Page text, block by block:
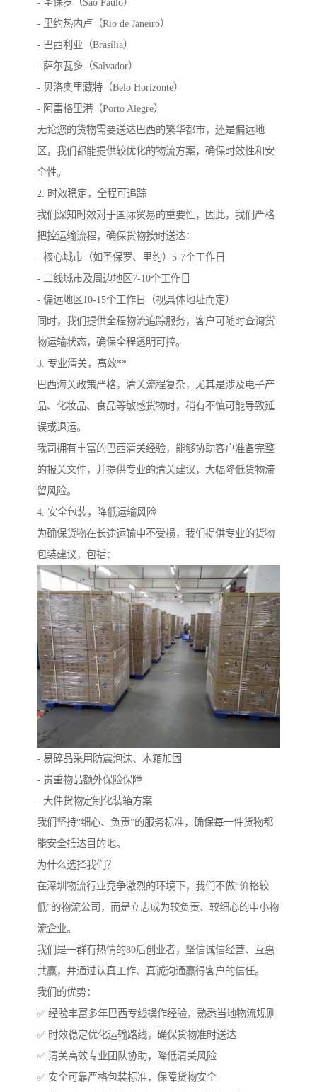
- 圣保罗（São Paulo）
- 里约热内卢（Rio de Janeiro）
- 巴西利亚（Brasília）
- 萨尔瓦多（Salvador）
- 贝洛奥里藏特（Belo Horizonte）
- 阿雷格里港（Porto Alegre）
无论您的货物需要送达巴西的繁华都市，还是偏远地
区，我们都能提供较优化的物流方案，确保时效性和安
全性。
2. 时效稳定，全程可追踪
我们深知时效对于国际贸易的重要性，因此，我们严格
把控运输流程，确保货物按时送达：
- 核心城市（如圣保罗、里约）5-7个工作日
- 二线城市及周边地区7-10个工作日
- 偏远地区10-15个工作日（视具体地址而定）
同时，我们提供全程物流追踪服务，客户可随时查询货
物运输状态，确保全程透明可控。
3. 专业清关，高效**
巴西海关政策严格，清关流程复杂，尤其是涉及电子产
品、化妆品、食品等敏感货物时，稍有不慎可能导致延
误或退运。
我司拥有丰富的巴西清关经验，能够协助客户准备完整
的报关文件，并提供专业的清关建议，大幅降低货物滞
留风险。
4. 安全包装，降低运输风险
为确保货物在长途运输中不受损，我们提供专业的货物
包装建议，包括：
- 易碎品采用防震泡沫、木箱加固
- 贵重物品额外保险保障
- 大件货物定制化装箱方案
我们坚持“细心、负责”的服务标准，确保每一件货物都
能安全抵达目的地。
为什么选择我们？
在深圳物流行业竞争激烈的环境下，我们不做“价格较
低”的物流公司，而是立志成为较负责、较细心的中小物
流企业。
我们是一群有热情的80后创业者，坚信诚信经营、互惠
共赢，并通过认真工作、真诚沟通赢得客户的信任。
我们的优势：
✅ 经验丰富多年巴西专线操作经验，熟悉当地物流规则
✅ 时效稳定优化运输路线，确保货物准时送达
✅ 清关高效专业团队协助，降低清关风险
✅ 安全可靠严格包装标准，保障货物安全